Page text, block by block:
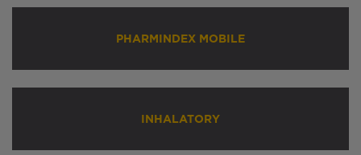
PHARMINDEX MOBILE
INHALATORY